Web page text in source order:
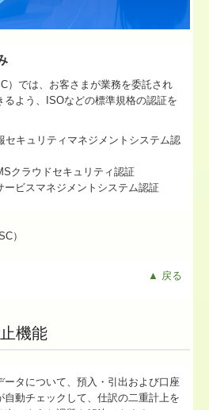
）では、お客さまが業務を委託され
るよう、ISOなどの標準規格の認証を
セキュリティマネジメントシステム認
クラウドセキュリティ認証
ービスマネジメントシステム認証
▲ 戻る
機能
ータについて、預入・引出および口座
自動チェックして、仕訳の二重計上を